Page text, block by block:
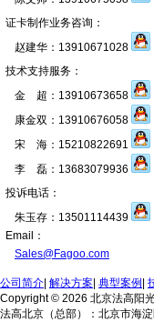
证卡制作业务咨询：
赵建华：13910671028
技术支持服务：
金 超：13910673658
康金双：13910676058
宋 海：15210822691
李 磊：13683079936
投诉电话：
朱玉存：13501114439
Email：
Sales@Fagoo.com
公司简介 解决方案 典型案例
Copyright © 2026 北京法高阳
法高北京（总部）：北京市海